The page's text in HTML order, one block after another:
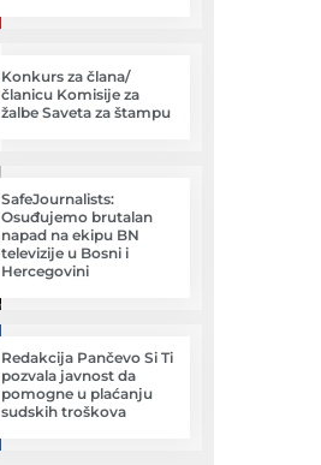
Konkurs za člana/
članicu Komisije za
žalbe Saveta za štampu
SafeJournalists:
Osuđujemo brutalan
napad na ekipu BN
televizije u Bosni i
Hercegovini
Redakcija Pančevo Si Ti
pozvala javnost da
pomogne u plaćanju
sudskih troškova